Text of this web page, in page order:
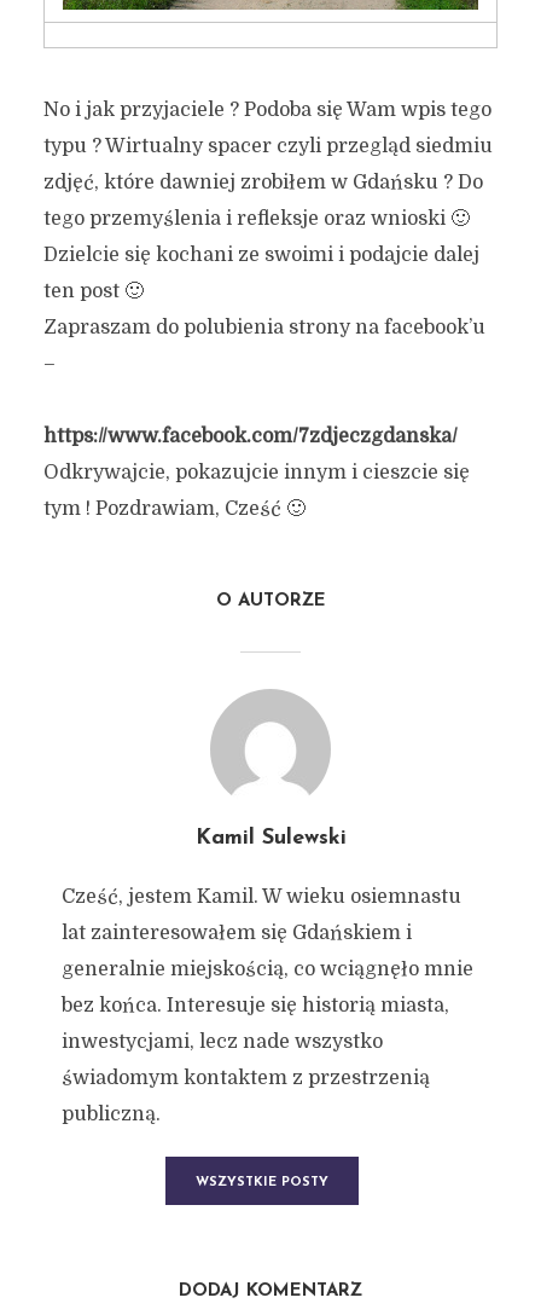
No i jak przyjaciele ? Podoba się Wam wpis tego
typu ? Wirtualny spacer czyli przegląd siedmiu
zdjęć, które dawniej zrobiłem w Gdańsku ? Do
tego przemyślenia i refleksje oraz wnioski 🙂
Dzielcie się kochani ze swoimi i podajcie dalej
ten post 🙂
Zapraszam do polubienia strony na facebook’u
–
https://www.facebook.com/7zdjeczgdanska/
Odkrywajcie, pokazujcie innym i cieszcie się
tym ! Pozdrawiam, Cześć 🙂
O AUTORZE
Kamil Sulewski
Cześć, jestem Kamil. W wieku osiemnastu
lat zainteresowałem się Gdańskiem i
generalnie miejskością, co wciągnęło mnie
bez końca. Interesuje się historią miasta,
inwestycjami, lecz nade wszystko
świadomym kontaktem z przestrzenią
publiczną.
WSZYSTKIE POSTY
DODAJ KOMENTARZ